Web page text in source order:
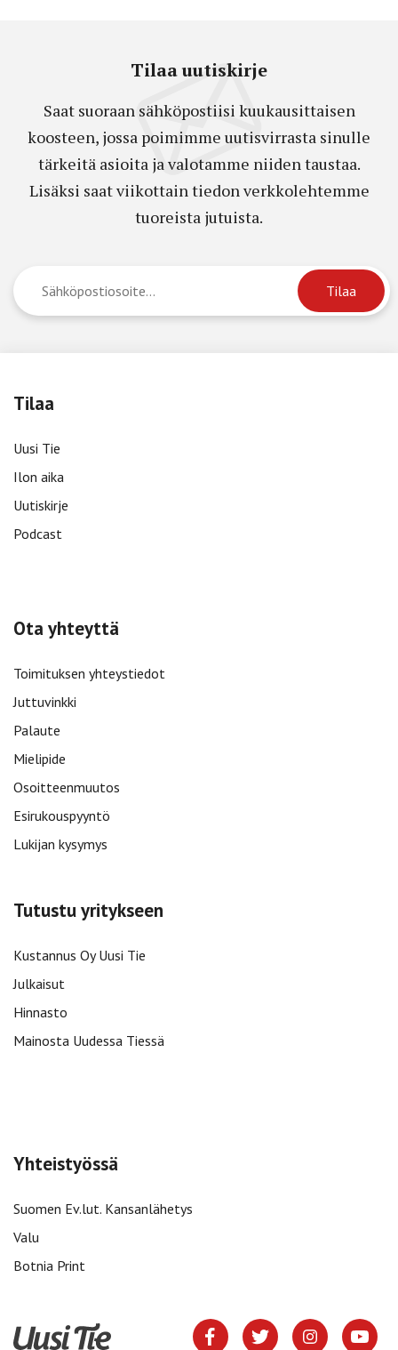
Tilaa uutiskirje
Saat suoraan sähköpostiisi kuukausittaisen
koosteen, jossa poimimme uutisvirrasta sinulle
tärkeitä asioita ja valotamme niiden taustaa.
Lisäksi saat viikottain tiedon verkkolehtemme
tuoreista jutuista.
Tilaa
Uusi Tie
Ilon aika
Uutiskirje
Podcast
Ota yhteyttä
Toimituksen yhteystiedot
Juttuvinkki
Palaute
Mielipide
Osoitteenmuutos
Esirukouspyyntö
Lukijan kysymys
Tutustu yritykseen
Kustannus Oy Uusi Tie
Julkaisut
Hinnasto
Mainosta Uudessa Tiessä
Yhteistyössä
Suomen Ev.lut. Kansanlähetys
Valu
Botnia Print